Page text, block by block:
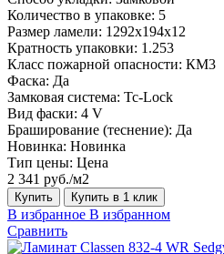
Количество в упаковке: 5
Размер ламели: 1292х194х12
Кратность упаковки: 1.253
Класс пожарной опасности: КМ3
Фаска: Да
Замковая система: Tc-Lock
Вид фаски: 4 V
Браширование (теснение): Да
Новинка: Новинка
Тип цены: Цена
2 341 руб./м2
Купить Купить в 1 клик
В избранное В избранном
Сравнить